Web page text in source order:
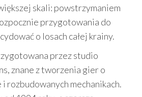
skali: powstrzymaniem
przygotowania do
o losach całej krainy.
przez studio
znane z tworzenia gier o
rozbudowanych mechanikach.